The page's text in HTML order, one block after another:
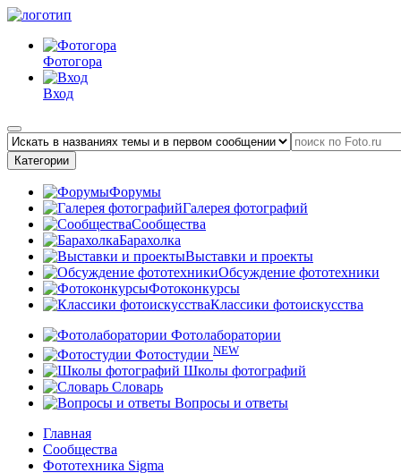
Фотогора
Вход
Категории
Форумы
Галерея фотографий
Сообщества
Барахолка
Выставки и проекты
Обсуждение фототехники
Фотоконкурсы
Классики фотоискусства
Фотолаборатории
Фотостудии NEW
Школы фотографий
Словарь
Вопросы и ответы
Главная
Сообщества
Фототехника Sigma